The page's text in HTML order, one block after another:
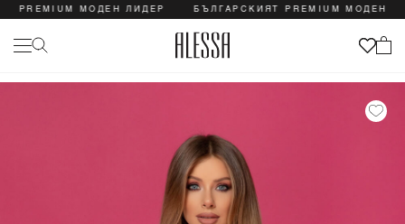
МОДЕН ЛИДЕР БЪЛГАРСКИЯТ PREMIUM МОДЕН ЛИДЕР